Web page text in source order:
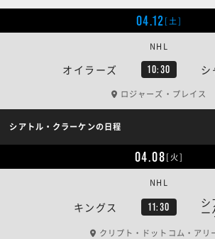
04.12[土]
オイラーズ 10:30 シ
NHL
ロジャーズ・プレイス
シアトル・クラーケンの日程
04.08[火]
キングス 11:30 シ
ー
NHL
クリプト・ドットコム・アリ